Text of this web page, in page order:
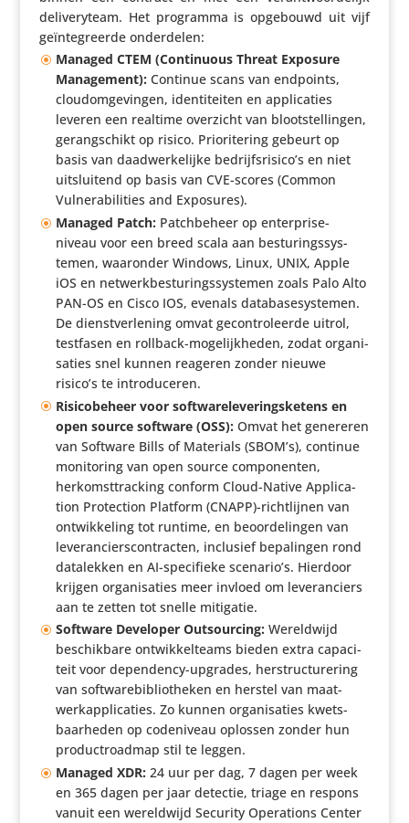
deli­ve­ry­team. Het programma is opgebouwd uit vijf
geïn­te­greerde onderdelen:
Managed CTEM (Conti­nuous Threat Exposure
Mana­ge­ment): Continue scans van endpoints,
cloudom­ge­vingen, iden­ti­teiten en appli­ca­ties
leveren een realtime overzicht van bloot­stel­lingen,
gerang­schikt op risico. Prio­ri­te­ring gebeurt op
basis van daad­wer­ke­lijke bedrijfsrisico’s en niet
uitslui­tend op basis van CVE-scores (Common
Vulne­ra­bi­li­ties and Exposures).
Managed Patch: Patch­be­heer op enter­prise-
niveau voor een breed scala aan bestu­rings­sys­
temen, waaronder Windows, Linux, UNIX, Apple
iOS en netwerk­be­stu­rings­sys­temen zoals Palo Alto
PAN-OS en Cisco IOS, evenals data­ba­se­sys­temen.
De dienst­ver­le­ning omvat gecon­tro­leerde uitrol,
testfasen en rollback-moge­lijk­heden, zodat orga­ni­
sa­ties snel kunnen reageren zonder nieuwe
risico’s te introduceren.
Risi­co­be­heer voor soft­wa­re­le­ve­rings­ke­tens en
open source software (OSS): Omvat het genereren
van Software Bills of Materials (SBOM’s), continue
moni­to­ring van open source compo­nenten,
herkomst­trac­king conform Cloud-Native Appli­ca­
tion Protec­tion Platform (CNAPP)-richtlijnen van
ontwik­ke­ling tot runtime, en beoor­de­lingen van
leve­ran­ciers­con­tracten, inclusief bepa­lingen rond
data­lekken en AI-speci­fieke scenario’s. Hierdoor
krijgen orga­ni­sa­ties meer invloed om leve­ran­ciers
aan te zetten tot snelle mitigatie.
Software Developer Outsour­cing: Wereld­wijd
beschik­bare ontwik­kel­teams bieden extra capa­ci­
teit voor depen­d­ency-upgrades, herstruc­tu­re­ring
van soft­wa­re­bi­bli­o­theken en herstel van maat­
werkap­pli­ca­ties. Zo kunnen orga­ni­sa­ties kwets­
baar­heden op code­ni­veau oplossen zonder hun
produc­troadmap stil te leggen.
Managed XDR: 24 uur per dag, 7 dagen per week
en 365 dagen per jaar detectie, triage en respons
vanuit een wereld­wijd Security Opera­tions Center